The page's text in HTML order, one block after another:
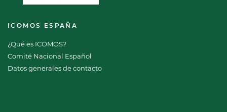
ICOMOS ESPAÑA
¿Qué es ICOMOS?
Comité Nacional Español
Datos generales de contacto